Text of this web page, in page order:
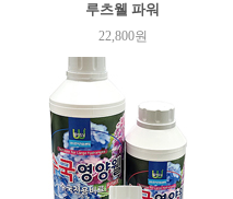
루츠웰 파워
22,800원